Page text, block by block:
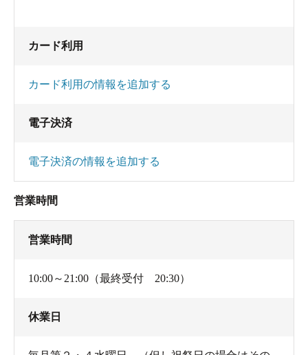
カード利用
カード利用の情報を追加する
電子決済
電子決済の情報を追加する
営業時間
営業時間
10:00～21:00（最終受付 20:30）
休業日